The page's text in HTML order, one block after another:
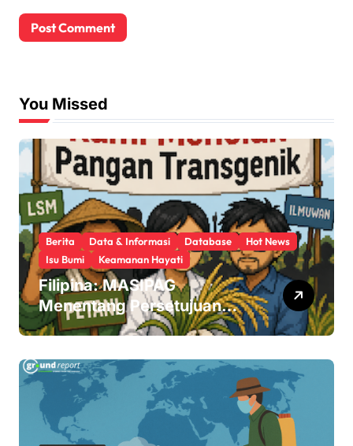
You Missed
Berita Data & Informasi Database
Hot News
Isu Bumi
Keamanan Hayati
Filipina: MASIPAG
Menentang Persetujuan
Beras Transgenik